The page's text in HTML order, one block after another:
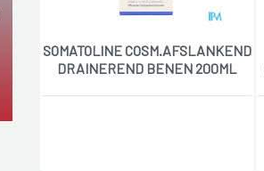
SOMATOLINE COSM.AFSLANKEND
DRAINEREND BENEN 200ML